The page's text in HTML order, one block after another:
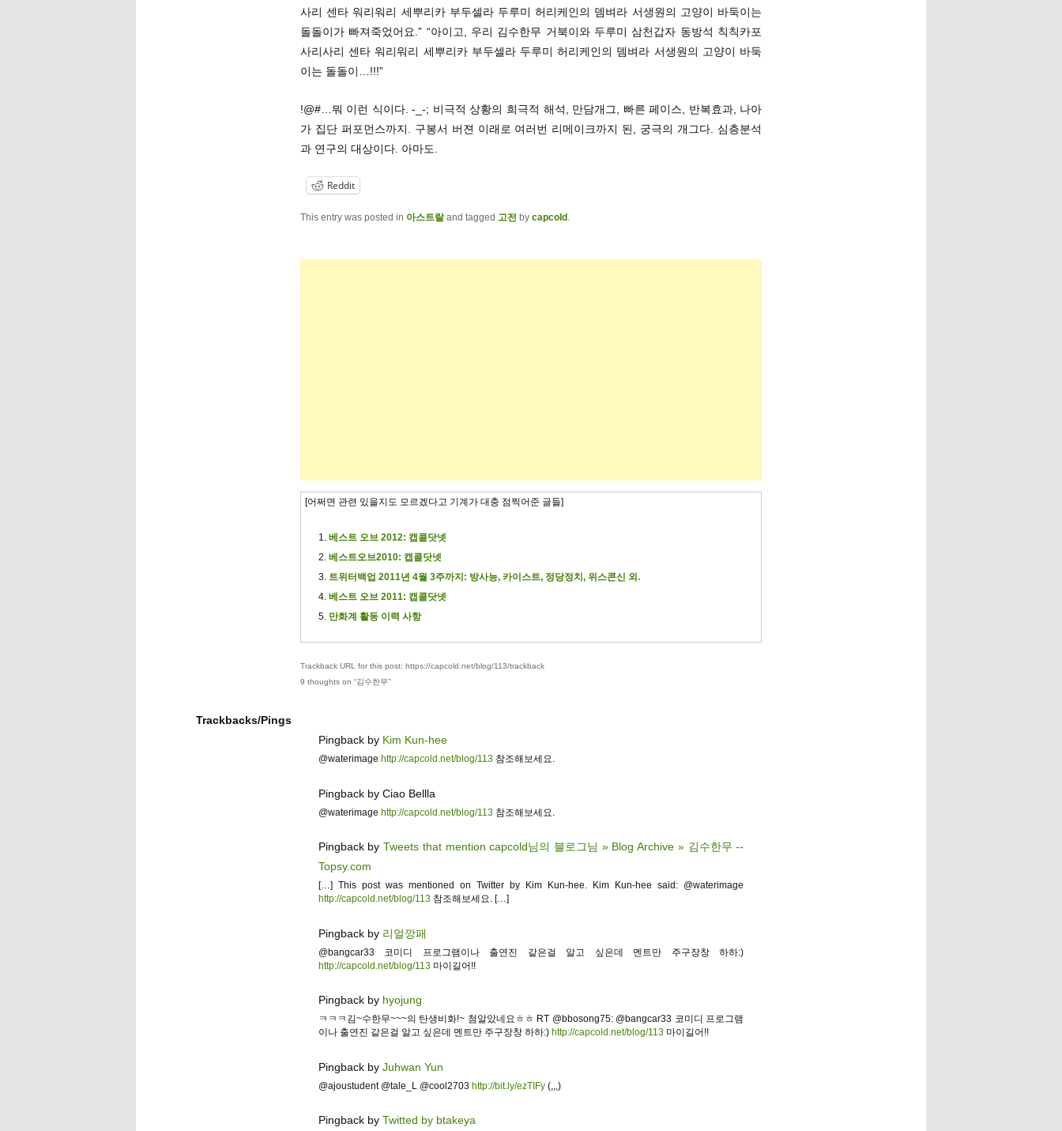
사리 센타 워리워리 세뿌리카 부두셀라 두루미 허리케인의 뎀벼라 서생원의 고양이 바둑이는
돌돌이가 빠져죽었어요.” “아이고, 우리 김수한무 거북이와 두루미 삼천갑자 동방석 칙칙카포
사리사리 센타 워리워리 세뿌리카 부두셀라 두루미 허리케인의 뎀벼라 서생원의 고양이 바둑
이는 돌돌이…!!!”
!@#…뭐 이런 식이다. -_-; 비극적 상황의 희극적 해석, 만담개그, 빠른 페이스, 반복효과, 나아
가 집단 퍼포먼스까지. 구봉서 버젼 이래로 여러번 리메이크까지 된, 궁극의 개그다. 심층분석
과 연구의 대상이다. 아마도.
Reddit
This entry was posted in 아스트랄and tagged 고전 by capcold.
[어쩌면 관련 있을지도 모르겠다고 기계가 대충 점찍어준 글들]
베스트 오브 2012: 캡콜닷넷
베스트오브2010: 캡콜닷넷
트위터백업 2011년 4월 3주까지: 방사능, 카이스트, 정당정치, 위스콘신 외.
베스트 오브 2011: 캡콜닷넷
만화계 활동 이력 사항
Trackback URL for this post: https://capcold.net/blog/113/trackback
9 thoughts on “김수한무”
Trackbacks/Pings
Pingback by Kim Kun-hee
@waterimage http://capcold.net/blog/113참조해보세요.
Pingback by Ciao Bellla
@waterimage http://capcold.net/blog/113참조해보세요.
Pingback byTweets that mention capcold님의 블로그님 » Blog Archive » 김수한무 --
Topsy.com
[…] This post was mentioned on Twitter by Kim Kun-hee. Kim Kun-hee said: @waterimage
http://capcold.net/blog/113참조해보세요. […]
Pingback by 리얼깡패
@bangcar33 코미디 프로그램이나 출연진 같은걸 알고 싶은데 멘트만 주구장창 하하:)
http://capcold.net/blog/113마이길어!!
Pingback by hyojung
ㅋㅋㅋ김~수한무~~~의 탄생비화!~ 첨알았네요ㅎㅎ RT @bbosong75: @bangcar33 코미디 프로그램
이나 출연진 같은걸 알고 싶은데 멘트만 주구장창 하하:) http://capcold.net/blog/113마이길어!!
Pingback by Juhwan Yun
@ajoustudent @tale_L @cool2703 http://bit.ly/ezTIFy(,,,)
Pingback by Twitted by btakeya